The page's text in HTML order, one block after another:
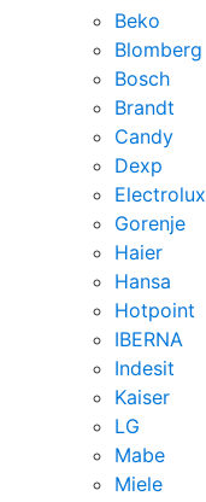
Beko
Blomberg
Bosch
Brandt
Candy
Dexp
Electrolux
Gorenje
Haier
Hansa
Hotpoint
IBERNA
Indesit
Kaiser
LG
Mabe
Miele